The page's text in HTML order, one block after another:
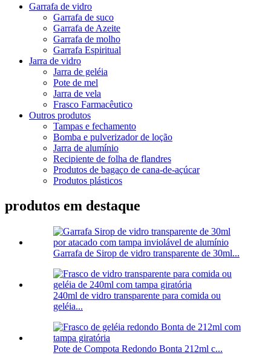
Garrafa de vidro
Garrafa de suco
Garrafa de Azeite
Garrafa de molho
Garrafa Espiritual
Jarra de vidro
Jarra de geléia
Pote de mel
Jarra de vela
Frasco Farmacêutico
Outros produtos
Tampas e fechamento
Bomba e pulverizador de loção
Jarra de alumínio
Recipiente de folha de flandres
Produtos de bagaço de cana-de-açúcar
Produtos plásticos
produtos em destaque
Garrafa de Sirop de vidro transparente de 30ml...
240ml de vidro transparente para comida ou
geléia...
Pote de Compota Redondo Bonta 212ml c...